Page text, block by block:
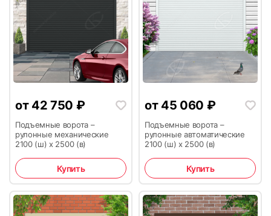
19 20
21 22
от 42 750 ₽
Подъемные ворота –
рулонные механические
2100 (ш) х 2500 (в)
Купить
от 45 060 ₽
Подъемные ворота –
рулонные автоматические
2100 (ш) х 2500 (в)
Купить